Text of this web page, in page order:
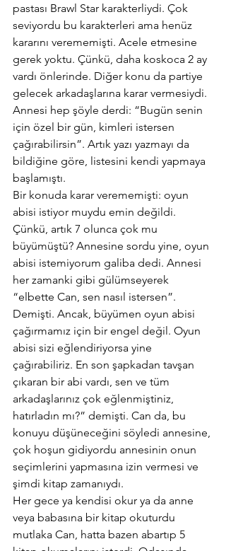
pastası Brawl Star karakterliydi. Çok
seviyordu bu karakterleri ama henüz
kararını verememişti. Acele etmesine
gerek yoktu. Çünkü, daha koskoca 2 ay
vardı önlerinde. Diğer konu da partiye
gelecek arkadaşlarına karar vermesiydi.
Annesi hep şöyle derdi: “Bugün senin
için özel bir gün, kimleri istersen
çağırabilirsin”. Artık yazı yazmayı da
bildiğine göre, listesini kendi yapmaya
başlamıştı.
Bir konuda karar verememişti: oyun
abisi istiyor muydu emin değildi.
Çünkü, artık 7 olunca çok mu
büyümüştü? Annesine sordu yine, oyun
abisi istemiyorum galiba dedi. Annesi
her zamanki gibi gülümseyerek
“elbette Can, sen nasıl istersen”.
Demişti. Ancak, büyümen oyun abisi
çağırmamız için bir engel değil. Oyun
abisi sizi eğlendiriyorsa yine
çağırabiliriz. En son şapkadan tavşan
çıkaran bir abi vardı, sen ve tüm
arkadaşlarınız çok eğlenmiştiniz,
hatırladın mı?” demişti. Can da, bu
konuyu düşüneceğini söyledi annesine,
çok hoşun gidiyordu annesinin onun
seçimlerini yapmasına izin vermesi ve
şimdi kitap zamanıydı.
Her gece ya kendisi okur ya da anne
veya babasına bir kitap okuturdu
mutlaka Can, hatta bazen abartıp 5